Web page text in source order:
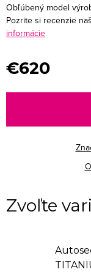
Obľúbený model
Pozrite si recenzie
informácie
€620
cena: